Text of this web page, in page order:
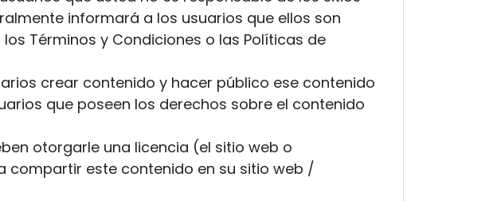
informará a los usuarios que ellos son
Términos y Condiciones o las Políticas de
crear contenido y hacer público ese contenido
que poseen los derechos sobre el contenido
otorgarle una licencia (el sitio web o
este contenido en su sitio web /